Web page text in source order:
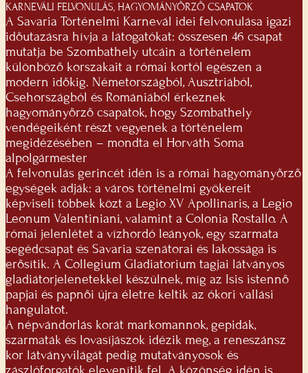
KARNEVÁLI FELVONULÁS, HAGYOMÁNYŐRZŐ CSAPATOK
A Savaria Történelmi Karnevál idei felvonulása igazi
időutazásra hívja a látogatókat: összesen 46 csapat
mutatja be Szombathely utcáin a történelem
különböző korszakait a római kortól egészen a
modern időkig. Németországból, Ausztriából,
Csehországból és Romániából érkeznek
hagyományőrző csapatok, hogy Szombathely
vendégeiként részt vegyenek a történelem
megidézésében – mondta el Horváth Soma
alpolgármester
A felvonulás gerincét idén is a római hagyományőrző
egységek adják: a város történelmi gyökereit
képviseli többek közt a Legio XV Apollinaris, a Legio
Leonum Valentiniani, valamint a Colonia Rostallo. A
római jelenlétet a vízhordó leányok, egy szarmata
segédcsapat és Savaria szenátorai és lakossága is
erősítik. A Collegium Gladiatorium tagjai látványos
gladiátorjelenetekkel készülnek, míg az Isis istennő
papjai és papnői újra életre keltik az ókori vallási
hangulatot.
A népvándorlás korát markomannok, gepidák,
szarmaták és lovasíjászok idézik meg, a reneszánsz
kor látványvilágát pedig mutatványosok és